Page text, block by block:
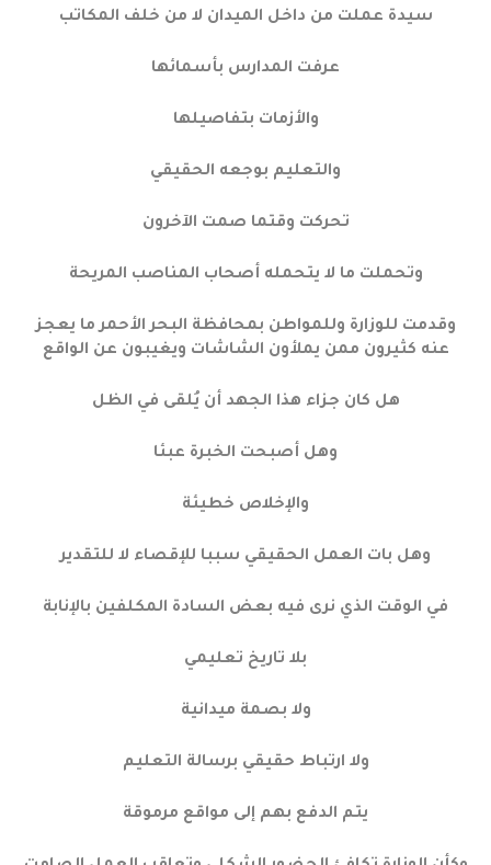
سيدة عملت من داخل الميدان لا من خلف المكاتب
عرفت المدارس بأسمائها
والأزمات بتفاصيلها
والتعليم بوجعه الحقيقي
تحركت وقتما صمت الآخرون
وتحملت ما لا يتحمله أصحاب المناصب المريحة
وقدمت للوزارة وللمواطن بمحافظة البحر الأحمر ما يعجز
عنه كثيرون ممن يملأون الشاشات ويغيبون عن الواقع
هل كان جزاء هذا الجهد أن يُلقى في الظل
وهل أصبحت الخبرة عبئا
والإخلاص خطيئة
وهل بات العمل الحقيقي سببا للإقصاء لا للتقدير
في الوقت الذي نرى فيه بعض السادة المكلفين بالإنابة
بلا تاريخ تعليمي
ولا بصمة ميدانية
ولا ارتباط حقيقي برسالة التعليم
يتم الدفع بهم إلى مواقع مرموقة